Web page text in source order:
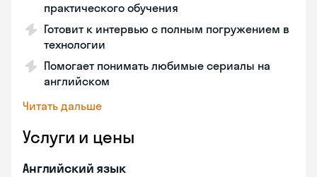
практического обучения
Готовит к интервью с полным погружением в
технологии
Помогает понимать любимые сериалы на
английском
Читать дальше
Услуги и цены
Английский язык